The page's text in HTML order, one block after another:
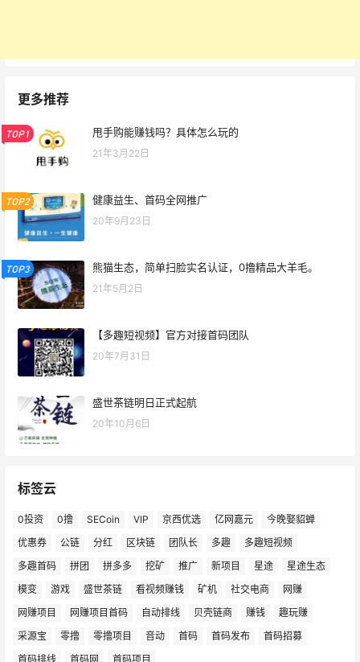
更多推荐
TOP1 甩手购能赚钱吗？具体怎么玩的
21年3月22日
TOP2 健康益生、首码全网推广
20年9月23日
TOP3 熊猫生态，简单扫脸实名认证，0撸精品大羊毛。
21年5月2日
【多趣短视频】官方对接首码团队
20年7月31日
盛世茶链明日正式起航
20年10月6日
标签云
0投资 0撸 SECoin VIP 京西优选 亿网嘉元
今晚娶貂蝉
优惠券
公链 分红 区块链 团队长 多趣
多趣短视频
多趣首码
拼团 拼多多 挖矿 推广 新项目 星途
星途生态
模变
游戏 盛世茶链 看视频赚钱 矿机 社交电商
网赚
网赚项目
网赚项目首码 自动排线 贝壳链商 赚钱
趣玩赚
采源宝
零撸 零撸项目 音动 首码 首码发布
首码招募
首码排线
首码网 首码项目